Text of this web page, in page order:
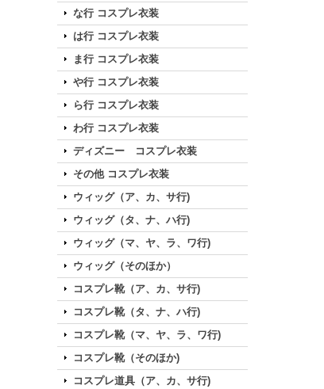
な行 コスプレ衣装
は行 コスプレ衣装
ま行 コスプレ衣装
や行 コスプレ衣装
ら行 コスプレ衣装
わ行 コスプレ衣装
ディズニー コスプレ衣装
その他 コスプレ衣装
ウィッグ（ア、カ、サ行)
ウィッグ（タ、ナ、ハ行)
ウィッグ（マ、ヤ、ラ、ワ行)
ウィッグ（そのほか）
コスプレ靴（ア、カ、サ行)
コスプレ靴（タ、ナ、ハ行)
コスプレ靴（マ、ヤ、ラ、ワ行)
コスプレ靴（そのほか)
コスプレ道具（ア、カ、サ行)